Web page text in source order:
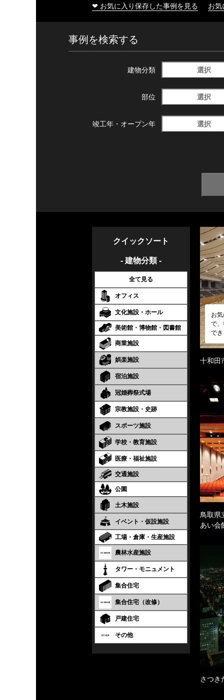
❤ お気に入り保存した事例を見る お
事例を検索する
建物分類 選択
部位 選択
竣工年・ オープン年 選択
クイックソート
- 建物分類 -
全て見る
オフィス
文化施設・ホール
美術館・博物館・図書館
商業施設
娯楽施設
宿泊施設
冠婚葬祭式場
宗教施設・史跡
スポーツ施設
学校・教育施設
医療・福祉施設
交通施設
公園
土木施設
イベント・仮設施設
工場・倉庫・生産施設
農林水産施設
タワー・モニュメント
集合住宅
集合住宅（改修）
戸建住宅
その他
お
で
で
十和田
鳥取県
あい会
さつき